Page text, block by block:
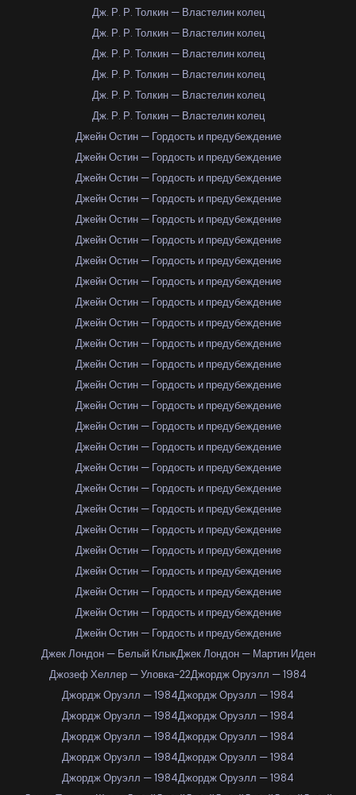
Дж. Р. Р. Толкин — Властелин колец
Дж. Р. Р. Толкин — Властелин колец
Дж. Р. Р. Толкин — Властелин колец
Дж. Р. Р. Толкин — Властелин колец
Дж. Р. Р. Толкин — Властелин колец
Дж. Р. Р. Толкин — Властелин колец
Джейн Остин — Гордость и предубеждение
Джейн Остин — Гордость и предубеждение
Джейн Остин — Гордость и предубеждение
Джейн Остин — Гордость и предубеждение
Джейн Остин — Гордость и предубеждение
Джейн Остин — Гордость и предубеждение
Джейн Остин — Гордость и предубеждение
Джейн Остин — Гордость и предубеждение
Джейн Остин — Гордость и предубеждение
Джейн Остин — Гордость и предубеждение
Джейн Остин — Гордость и предубеждение
Джейн Остин — Гордость и предубеждение
Джейн Остин — Гордость и предубеждение
Джейн Остин — Гордость и предубеждение
Джейн Остин — Гордость и предубеждение
Джейн Остин — Гордость и предубеждение
Джейн Остин — Гордость и предубеждение
Джейн Остин — Гордость и предубеждение
Джейн Остин — Гордость и предубеждение
Джейн Остин — Гордость и предубеждение
Джейн Остин — Гордость и предубеждение
Джейн Остин — Гордость и предубеждение
Джейн Остин — Гордость и предубеждение
Джейн Остин — Гордость и предубеждение
Джейн Остин — Гордость и предубеждение
Джек Лондон — Белый КлыкДжек Лондон — Мартин Иден
Джозеф Хеллер — Уловка-22Джордж Оруэлл — 1984
Джордж Оруэлл — 1984Джордж Оруэлл — 1984
Джордж Оруэлл — 1984Джордж Оруэлл — 1984
Джордж Оруэлл — 1984Джордж Оруэлл — 1984
Джордж Оруэлл — 1984Джордж Оруэлл — 1984
Джордж Оруэлл — 1984Джордж Оруэлл — 1984